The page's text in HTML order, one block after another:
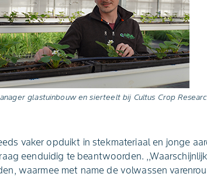
glastuinbouw en sierteelt bij Cultus Crop
vaker opduikt in stekmateriaal en jonge
eenduidig te beantwoorden.
waarmee met name de volwassen